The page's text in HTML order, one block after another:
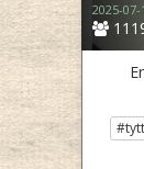
2025-07-